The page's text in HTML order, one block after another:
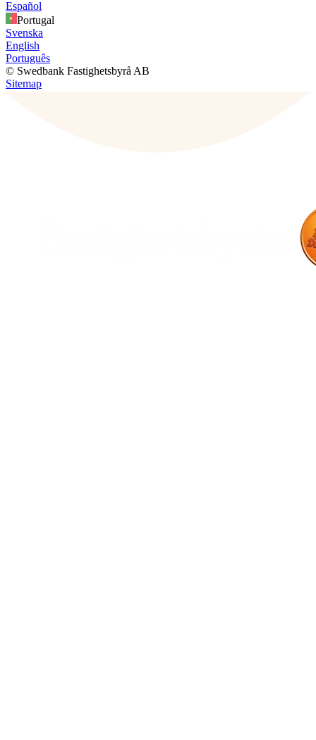
Español
Portugal
Svenska
English
Português
© Swedbank Fastighetsbyrå AB
Sitemap